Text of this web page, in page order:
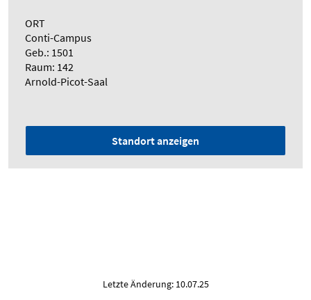
ORT
Conti-Campus
Geb.: 1501
Raum: 142
Arnold-Picot-Saal
Standort anzeigen
Letzte Änderung: 10.07.25